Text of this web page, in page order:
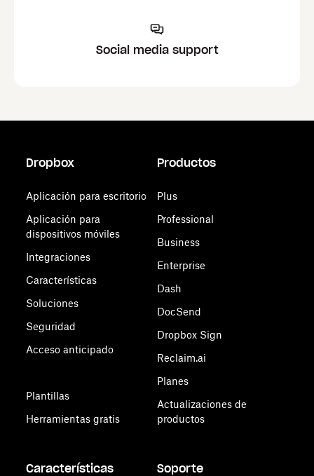
Social media support
Dropbox
Aplicación para escritorio
Aplicación para
dispositivos móviles
Integraciones
Características
Soluciones
Seguridad
Acceso anticipado
Plantillas
Herramientas gratis
Productos
Plus
Professional
Business
Enterprise
Dash
DocSend
Dropbox Sign
Reclaim.ai
Planes
Actualizaciones de
productos
Características Soporte